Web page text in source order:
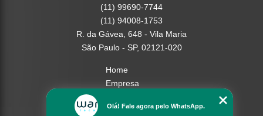
(11) 99690-7744
(11) 94008-1753
R. da Gávea, 648 - Vila Maria
São Paulo - SP, 02121-020
Home
Empresa
Serviços
Olá! Fale agora pelo WhatsApp.